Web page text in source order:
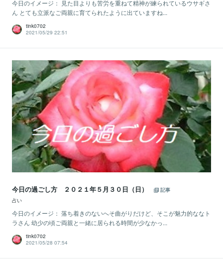
今日のイメージ： 見た目よりも苦労を重ねて精神が練られているウサギさ
ん とても立派なご両親に育てられたように出ていますね...
tink0702
2021/05/29 22:51
今日の過ごし方 ２０２１年５月３０日（日）
記事
占い
今日のイメージ： 落ち着きのないへそ曲がりだけど、そこが魅力的ななト
ラさん 幼少の頃ご両親と一緒に居られる時間が少なかっ...
tink0702
2021/05/28 07:54